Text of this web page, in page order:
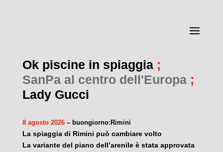
Ok piscine in spiaggia;
SanPa al centro dell'Europa;
Lady Gucci
8 agosto 2026– buongiorno: Rimini
La spiaggia di Rimini può cambiare volto
La variante del piano dell’arenile è stata approvata